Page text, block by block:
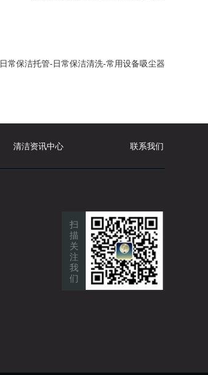
日常保洁托管-日常保洁清洗-常用设备吸尘器
清洁资讯中心 联系我们
扫
描
关
注
我
们